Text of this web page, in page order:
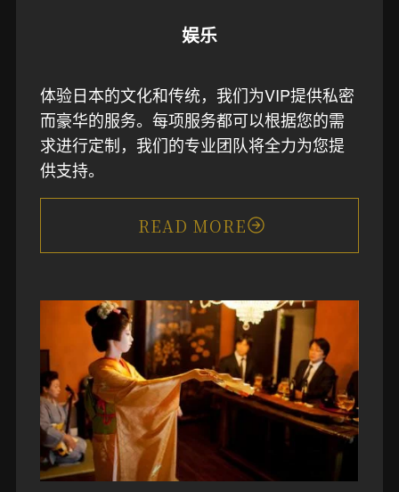
娱乐
体验日本的文化和传统，我们为VIP提供私密
而豪华的服务。每项服务都可以根据您的需
求进行定制，我们的专业团队将全力为您提
供支持。
READ MORE